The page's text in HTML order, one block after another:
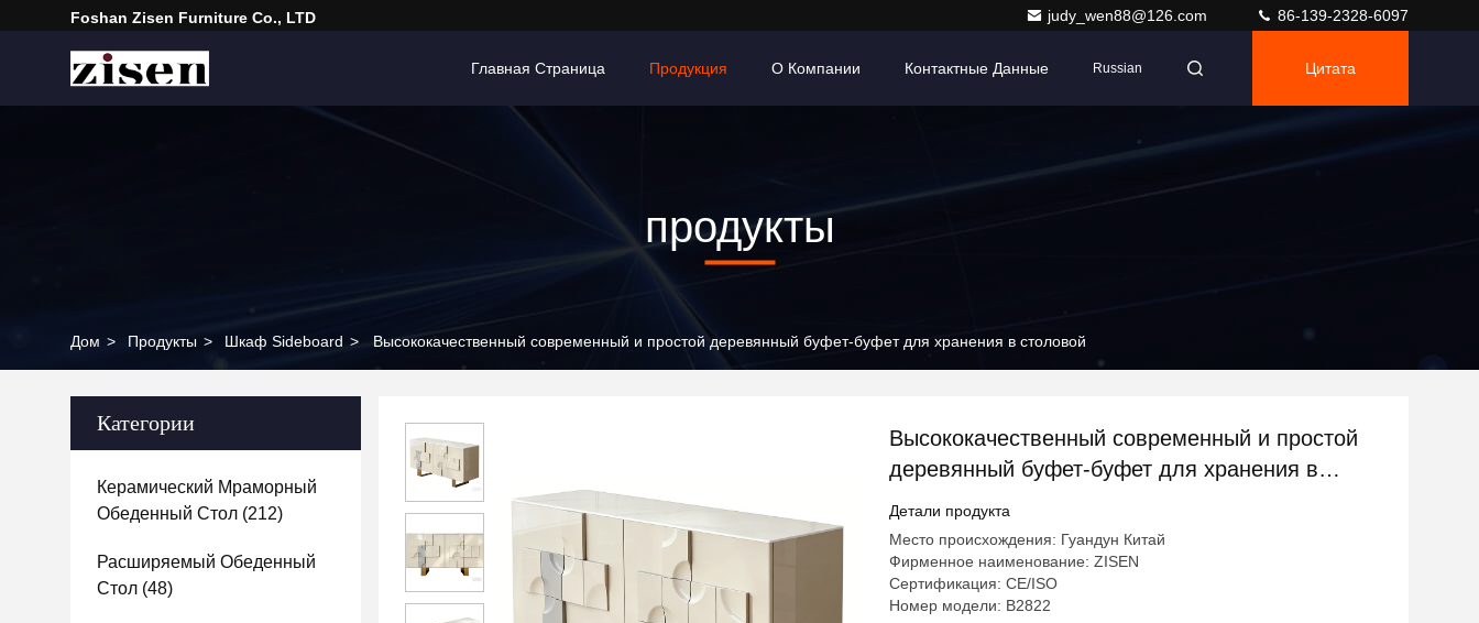
Foshan Zisen Furniture Co., LTD judy_wen88@126.com 86-139-2328-6097
Главная Страница Продукция О Компании Контактные Данные Russian Цитата
продукты
Дом > Продукты > Шкаф Sideboard > Высококачественный современный и простой деревянный буфет-буфет для хранения в столовой
Категории
Керамический Мраморный
Обеденный Стол (212)
Расширяемый Обеденный
Стол (48)
Высококачественный современный и простой
деревянный буфет-буфет для хранения в
столовой
Детали продукта
Место происхождения: Гуандун Китай
Фирменное наименование: ZISEN
Сертификация: CE/ISO
Номер модели: В2822